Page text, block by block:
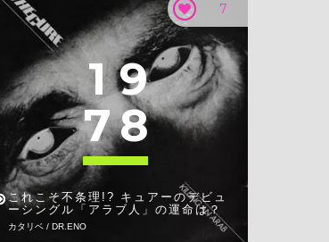
7
1 9
78
これこそ不条理!? キュアーのデビュ
ーシングル「アラブ人」の運命は？
カタリベ / DR.ENO